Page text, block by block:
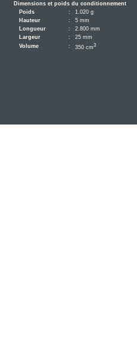
Dimensions et poids du conditionnement
Poids
:
1.020 g
Hauteur
:
5 mm
Longueur
:
2.800 mm
Largeur
:
25 mm
Volume
: 350 cm3